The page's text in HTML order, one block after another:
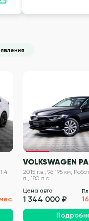
VOLKSWAGEN
2015 г.в., 96 195 км,
л., 180 л.с.
Цена авто
1 344 000 ₽